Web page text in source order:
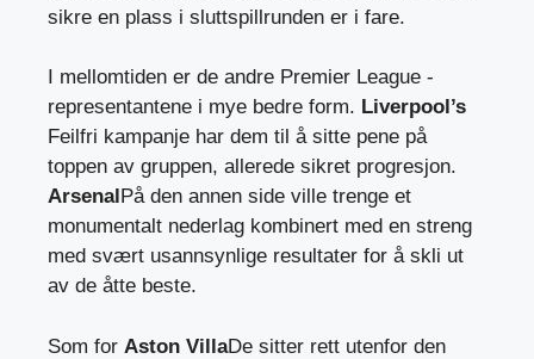
sikre en plass i sluttspillrunden er i fare.
I mellomtiden er de andre Premier League -
representantene i mye bedre form. Liverpool’s
Feilfri kampanje har dem til å sitte pene på
toppen av gruppen, allerede sikret progresjon.
Arsenal På den annen side ville trenge et
monumentalt nederlag kombinert med en streng
med svært usannsynlige resultater for å skli ut
av de åtte beste.
Som for Aston VillaDe sitter rett utenfor den